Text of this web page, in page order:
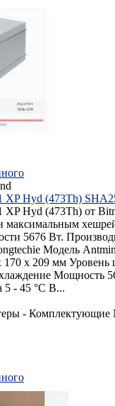
XP Hyd (473Th)
XP Hyd (473Th) от
максимальным
5676 Вт.
Модель
170 x 209 мм Уровень
Мощность
5 - 45 °C В...
- Комплектующие